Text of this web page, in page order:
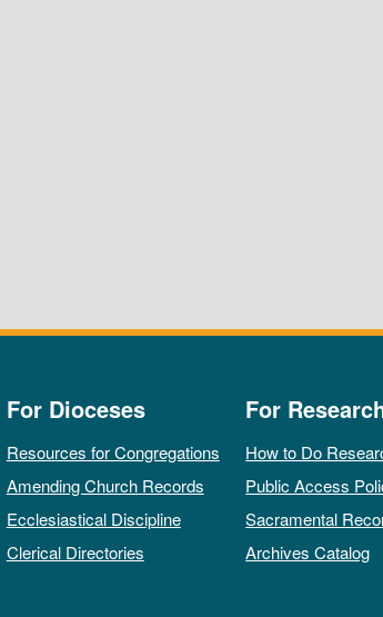
For Dioceses
Resources for Congregations
Amending Church Records
Ecclesiastical Discipline
Clerical Directories
For
How to Do
Public Access
Sacramental
Archives Catalog